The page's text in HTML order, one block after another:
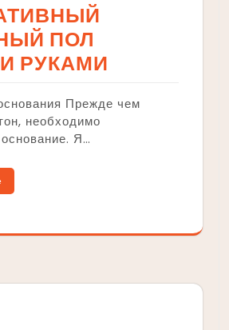
ПОЛ
РУКАМИ
Прежде чем
необходимо
Я…